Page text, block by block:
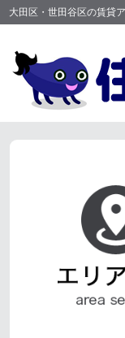
大田区・世田谷区の賃貸